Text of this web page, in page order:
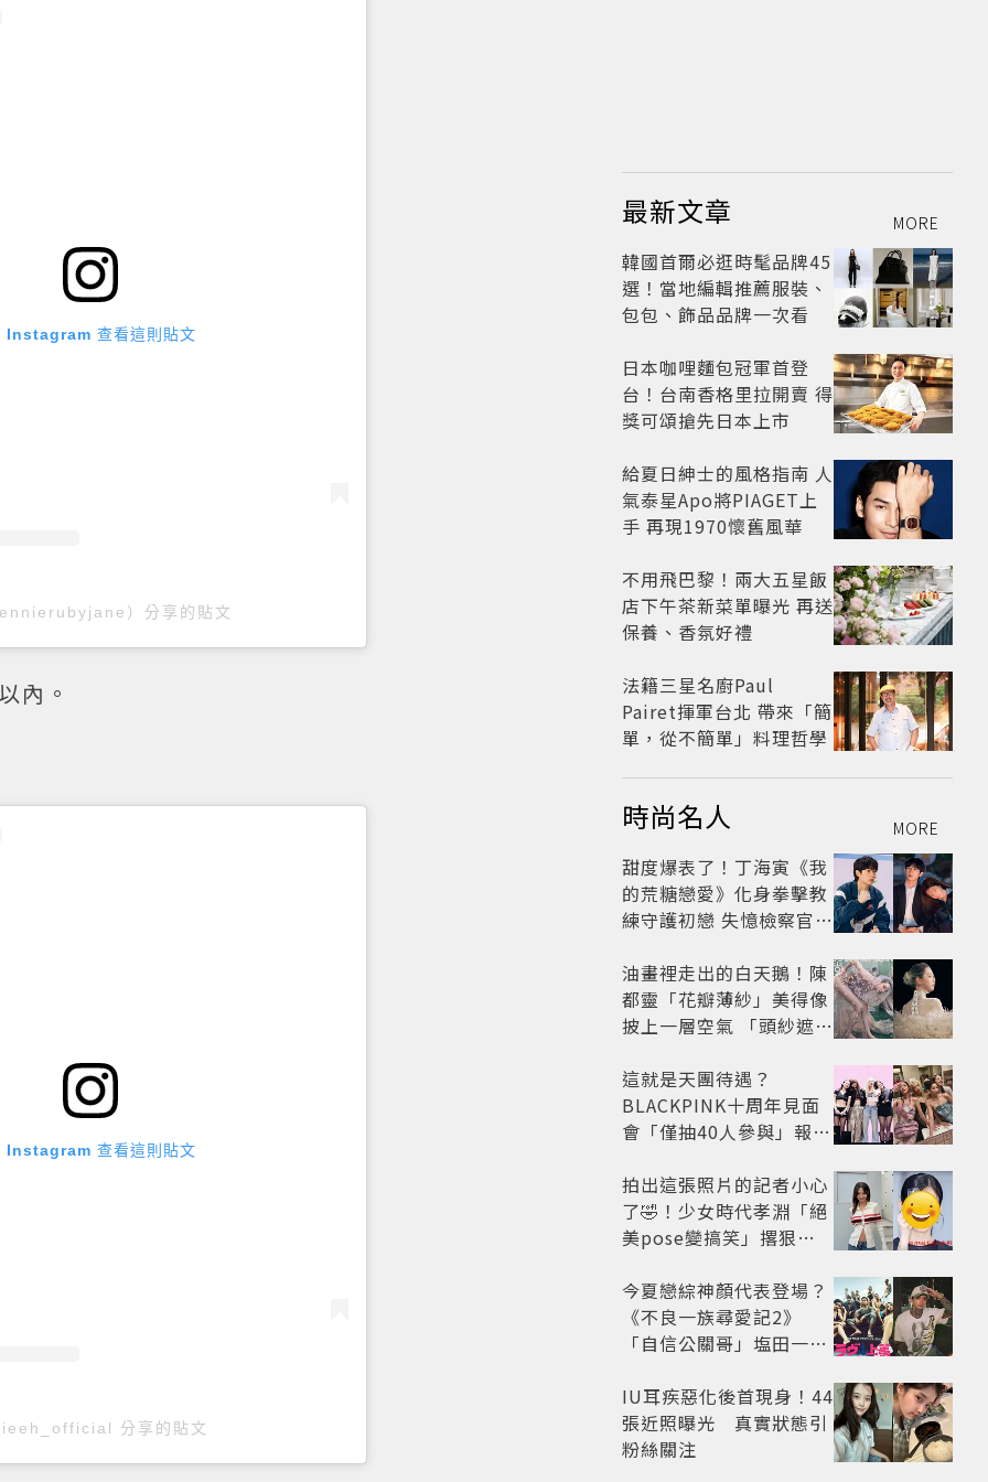
Instagram 查看這則貼文
）分享的貼文
內。
Instagram 查看這則貼文
分享的貼文
最新文章 MORE
韓國首爾必逛時髦品牌45
選！當地編輯推薦服裝、
包包、飾品品牌一次看
日本咖哩麵包冠軍首登
台！台南香格里拉開賣 得
獎可頌搶先日本上市
給夏日紳士的風格指南 人
氣泰星Apo將PIAGET上
手 再現1970懷舊風華
不用飛巴黎！兩大五星飯
店下午茶新菜單曝光 再送
保養、香氛好禮
法籍三星名廚Paul
Pairet揮軍台北 帶來「簡
單，從不簡單」料理哲學
時尚名人 MORE
甜度爆表了！丁海寅《我
的荒糖戀愛》化身拳擊教
練守護初戀 失憶檢察官×
劇
油畫裡走出的白天鵝！陳
都靈「花瓣薄紗」美得像
披上一層空氣 「頭紗遮
太仙
這就是天團待遇？
BLACKPINK十周年見面
會「僅抽40人參與」報名
怒了😡
拍出這張照片的記者小心
了🤣！少女時代孝淵「絕
美pose變搞笑」撂狠
今夏戀綜神顏代表登場？
《不良一族尋愛記2》
「自信公關哥」塩田一馬
老闆
IU耳疾惡化後首現身！44
張近照曝光 真實狀態引
粉絲關注